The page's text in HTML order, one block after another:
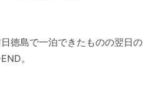
徳島で一泊できたものの翌日の
。